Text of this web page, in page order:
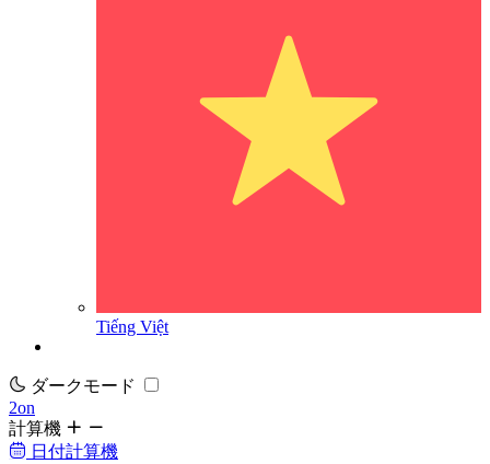
Tiếng Việt
ダークモード
2on
計算機
日付計算機